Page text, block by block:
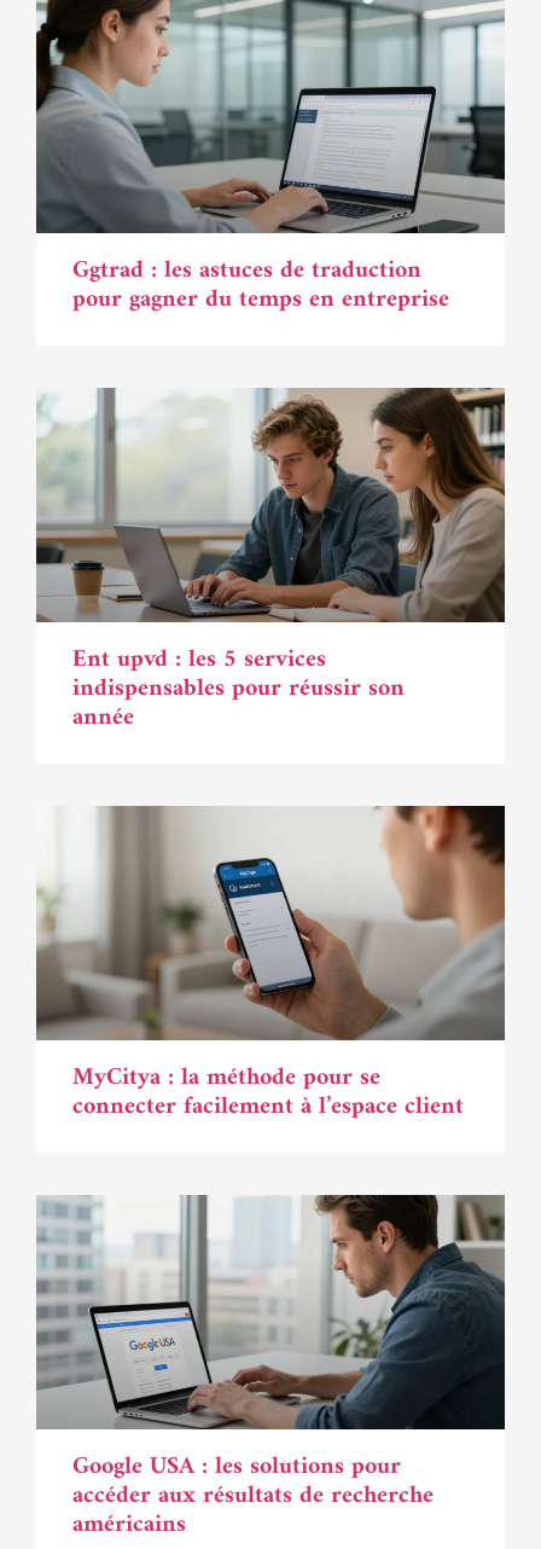
Ggtrad : les astuces de traduction
pour gagner du temps en entreprise
Ent upvd : les 5 services
indispensables pour réussir son
année
MyCitya : la méthode pour se
connecter facilement à l’espace client
Google USA : les solutions pour
accéder aux résultats de recherche
américains